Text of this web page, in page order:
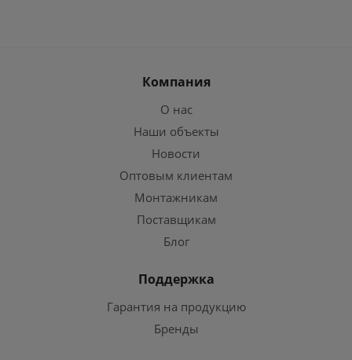
Компания
О нас
Наши объекты
Новости
Оптовым клиентам
Монтажникам
Поставщикам
Блог
Поддержка
Гарантия на продукцию
Бренды